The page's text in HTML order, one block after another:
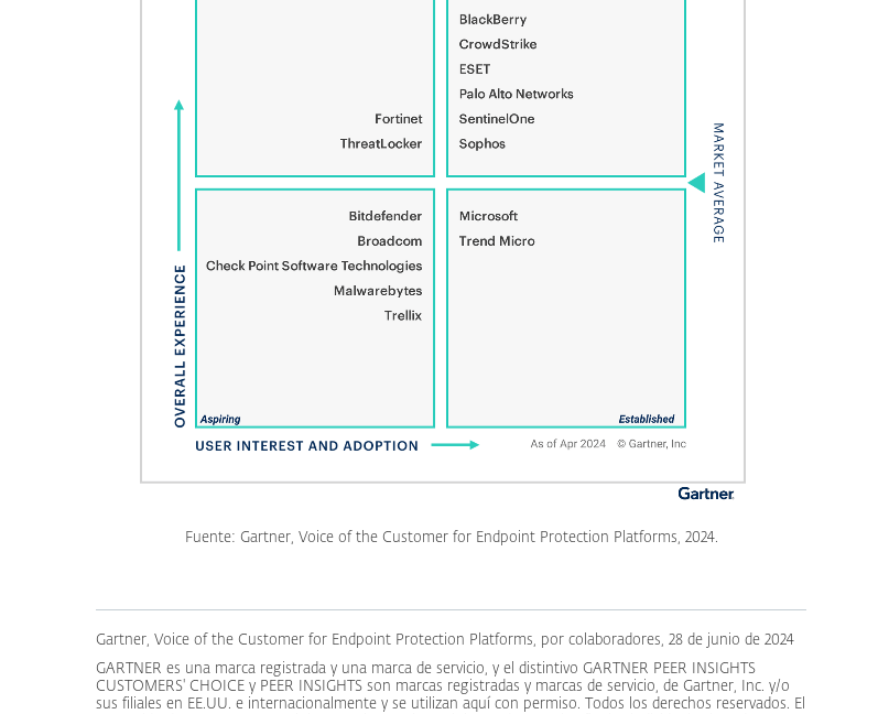
Fuente: Gartner, Voice of the Customer for Endpoint Protection Platforms, 2024.
Gartner, Voice of the Customer for Endpoint Protection Platforms, por colaboradores, 28 de junio de 2024
GARTNER es una marca registrada y una marca de servicio, y el distintivo GARTNER PEER INSIGHTS
CUSTOMERS' CHOICE y PEER INSIGHTS son marcas registradas y marcas de servicio, de Gartner, Inc. y/o
sus filiales en EE.UU. e internacionalmente y se utilizan aquí con permiso. Todos los derechos reservados. El